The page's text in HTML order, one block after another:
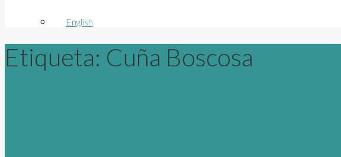
English
Etiqueta: Cuña Boscosa